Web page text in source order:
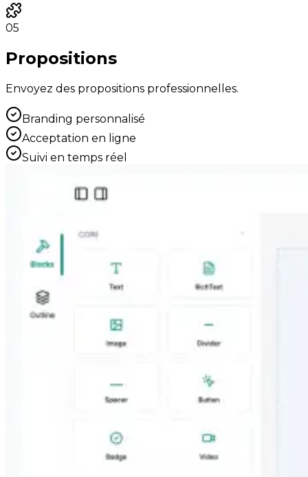
05
Propositions
Envoyez des propositions professionnelles.
Branding personnalisé
Acceptation en ligne
Suivi en temps réel